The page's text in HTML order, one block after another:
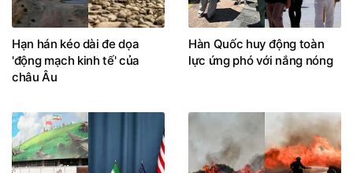
Hạn hán kéo dài đe dọa
'động mạch kinh tế' của
châu Âu
Hàn Quốc huy động toàn
lực ứng phó với nắng nóng